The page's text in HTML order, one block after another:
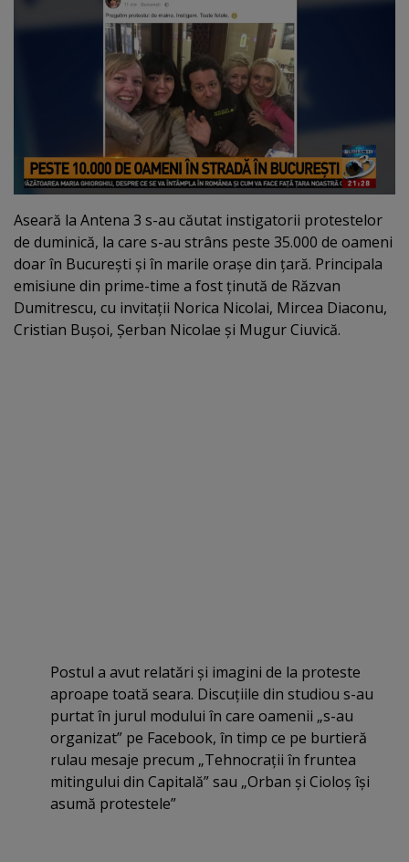
Aseară la Antena 3 s-au căutat instigatorii protestelor
de duminică, la care s-au strâns peste 35.000 de oameni
doar în Bucureşti şi în marile oraşe din ţară. Principala
emisiune din prime-time a fost ţinută de Răzvan
Dumitrescu, cu invitaţii Norica Nicolai, Mircea Diaconu,
Cristian Buşoi, Şerban Nicolae şi Mugur Ciuvică.
Postul a avut relatări şi imagini de la proteste
aproape toată seara. Discuţiile din studiou s-au
purtat în jurul modului în care oamenii „s-au
organizat” pe Facebook, în timp ce pe burtieră
rulau mesaje precum „Tehnocraţii în fruntea
mitingului din Capitală” sau „Orban şi Cioloş îşi
asumă protestele”